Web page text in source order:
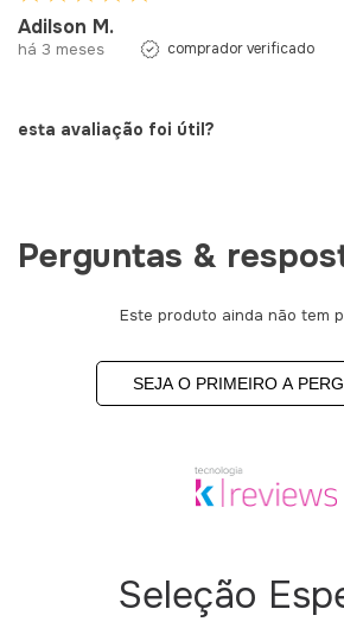
Adilson M.
há 3 meses comprador verificado
esta avaliação foi útil?
Perguntas &
Este produto ainda não tem
SEJA O PRIMEIRO A
Seleção